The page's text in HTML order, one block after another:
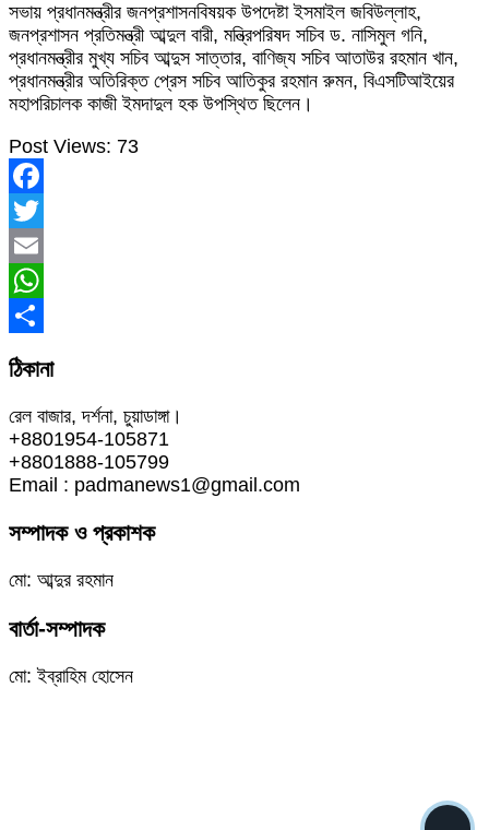
সভায় প্রধানমন্ত্রীর জনপ্রশাসনবিষয়ক উপদেষ্টা ইসমাইল জবিউল্লাহ,
জনপ্রশাসন প্রতিমন্ত্রী আব্দুল বারী, মন্ত্রিপরিষদ সচিব ড. নাসিমুল গনি,
প্রধানমন্ত্রীর মুখ্য সচিব আব্দুস সাত্তার, বাণিজ্য সচিব আতাউর রহমান খান,
প্রধানমন্ত্রীর অতিরিক্ত প্রেস সচিব আতিকুর রহমান রুমন, বিএসটিআইয়ের
মহাপরিচালক কাজী ইমদাদুল হক উপস্থিত ছিলেন।
Post Views: 73
Facebook
Twitter
Email
WhatsApp
Share
ঠিকানা
রেল বাজার, দর্শনা, চুয়াডাঙ্গা।
+8801954-105871
+8801888-105799
Email : padmanews1@gmail.com
সম্পাদক ও প্রকাশক
মো: আব্দুর রহমান
বার্তা-সম্পাদক
মো: ইব্রাহিম হোসেন